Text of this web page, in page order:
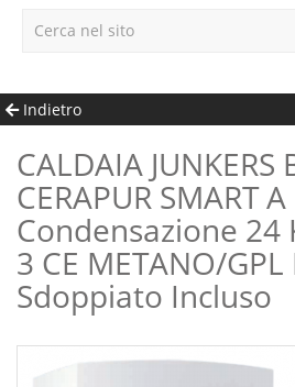
Indietro
CALDAIA JUNKERS Bosch
CERAPUR SMART A
Condensazione 24
3 CE METANO/
Sdoppiato Incluso